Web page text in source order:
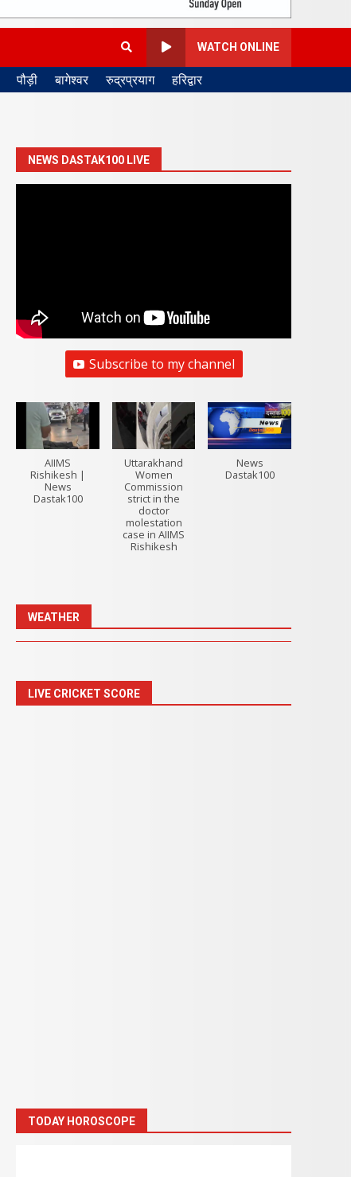
WATCH ONLINE
पौड़ी बागेश्वर रुद्रप्रयाग हरिद्वार
NEWS DASTAK100 LIVE
Subscribe to my channel
AIIMS
Rishikesh |
News
Dastak100
Uttarakhand
Women
Commission
strict in the
doctor
molestation
case in AIIMS
Rishikesh
News
Dastak100
WEATHER
LIVE CRICKET SCORE
TODAY HOROSCOPE